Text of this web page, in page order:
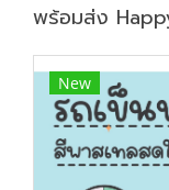
พร้อมส่ง
New